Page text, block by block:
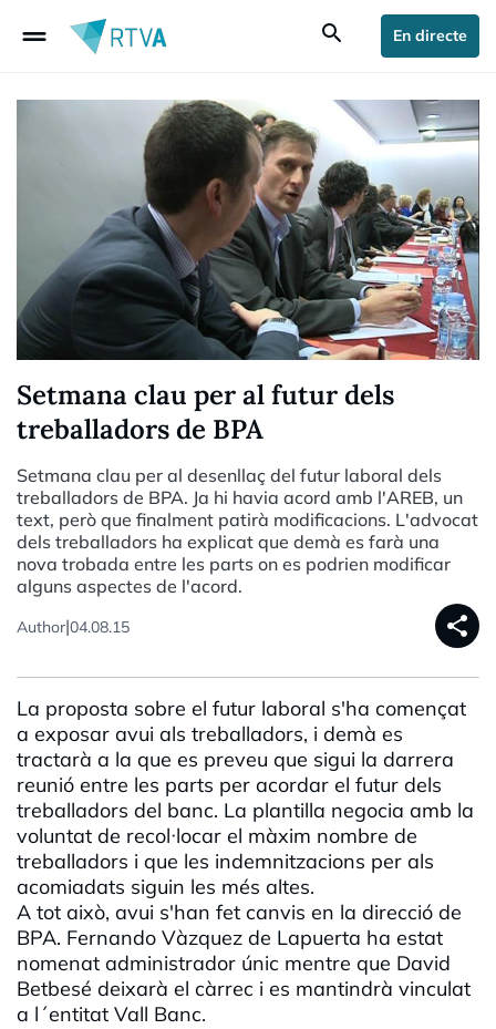
drag_handle search En directe
Setmana clau per al futur dels
treballadors de BPA
Setmana clau per al desenllaç del futur laboral dels
treballadors de BPA. Ja hi havia acord amb l'AREB, un
text, però que finalment patirà modificacions. L'advocat
dels treballadors ha explicat que demà es farà una
nova trobada entre les parts on es podrien modificar
alguns aspectes de l'acord.
Author|04.08.15 share
La proposta sobre el futur laboral s'ha començat
a exposar avui als treballadors, i demà es
tractarà a la que es preveu que sigui la darrera
reunió entre les parts per acordar el futur dels
treballadors del banc. La plantilla negocia amb la
voluntat de recol·locar el màxim nombre de
treballadors i que les indemnitzacions per als
acomiadats siguin les més altes.
A tot això, avui s'han fet canvis en la direcció de
BPA. Fernando Vàzquez de Lapuerta ha estat
nomenat administrador únic mentre que David
Betbesé deixarà el càrrec i es mantindrà vinculat
a l´entitat Vall Banc.